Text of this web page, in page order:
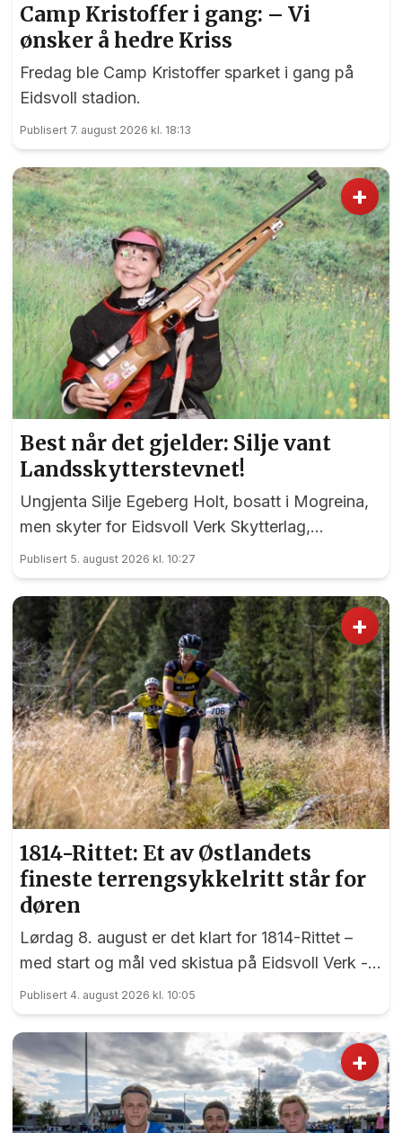
Camp Kristoffer i gang: – Vi
ønsker å hedre Kriss
Fredag ble Camp Kristoffer sparket i gang på
Eidsvoll stadion.
Publisert 7. august 2026 kl. 18:13
+
Best når det gjelder: Silje vant
Landsskytterstevnet!
Ungjenta Silje Egeberg Holt, bosatt i Mogreina,
men skyter for Eidsvoll Verk Skytterlag,
imponerte alle under onsdagens banefinale i
rekruttklassen under Landsskytterstevnet på
Lesja.
Publisert 5. august 2026 kl. 10:27
+
1814-Rittet: Et av Østlandets
fineste terrengsykkelritt står for
døren
Lørdag 8. august er det klart for 1814-Rittet –
med start og mål ved skistua på Eidsvoll Verk -
et ritt som har sine røtter tilbake til 1998.
Publisert 4. august 2026 kl. 10:05
+